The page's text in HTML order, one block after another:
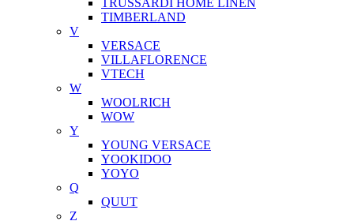
TRUSSARDI HOME LINEN
TIMBERLAND
V
VERSACE
VILLAFLORENCE
VTECH
W
WOOLRICH
WOW
Y
YOUNG VERSACE
YOOKIDOO
YOYO
Q
QUUT
Z